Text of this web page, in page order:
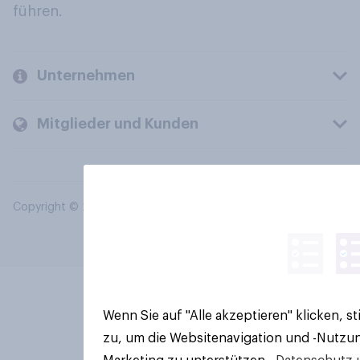
führen.
Unternehmen
Mitglieder und Kunden
Copyright © 2026 YouGov PLC. Alle Rechte vorbehalten.
Wenn Sie auf "Alle akzeptieren" klicken,
zu, um die Websitenavigation und -